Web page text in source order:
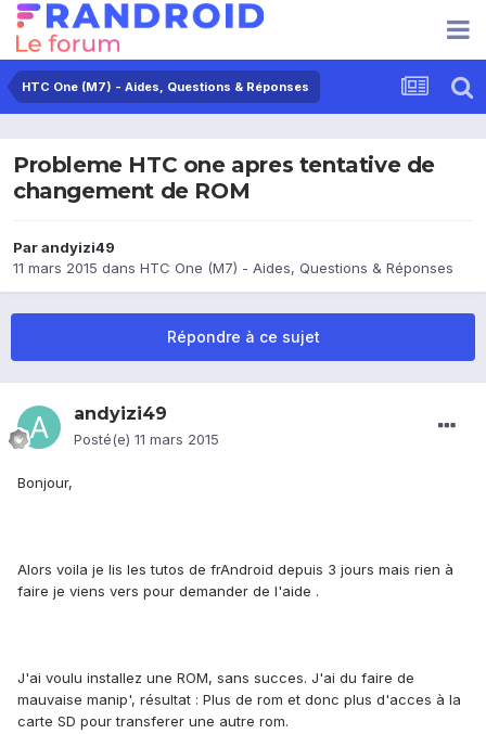
HTC One (M7) - Aides, Questions & Réponses
Probleme HTC one apres tentative de
changement de ROM
Parandyizi49
11 mars 2015 dans HTC One (M7) - Aides, Questions & Réponses
Répondre à ce sujet
andyizi49
Posté(e) 11 mars 2015
Bonjour,
Alors voila je lis les tutos de frAndroid depuis 3 jours mais rien à
faire je viens vers pour demander de l'aide .
J'ai voulu installez une ROM, sans succes. J'ai du faire de
mauvaise manip', résultat : Plus de rom et donc plus d'acces à la
carte SD pour transferer une autre rom.